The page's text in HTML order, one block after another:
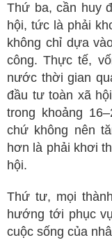
Thứ ba, cần huy
hội, tức là phải
không chỉ dựa
công. Thực tế,
nước thời gian
đầu tư toàn xã
trong khoảng
chứ không nên
hơn là phải khơi
hội.
Thứ tư, mọi
hướng tới phục
cuộc sống của